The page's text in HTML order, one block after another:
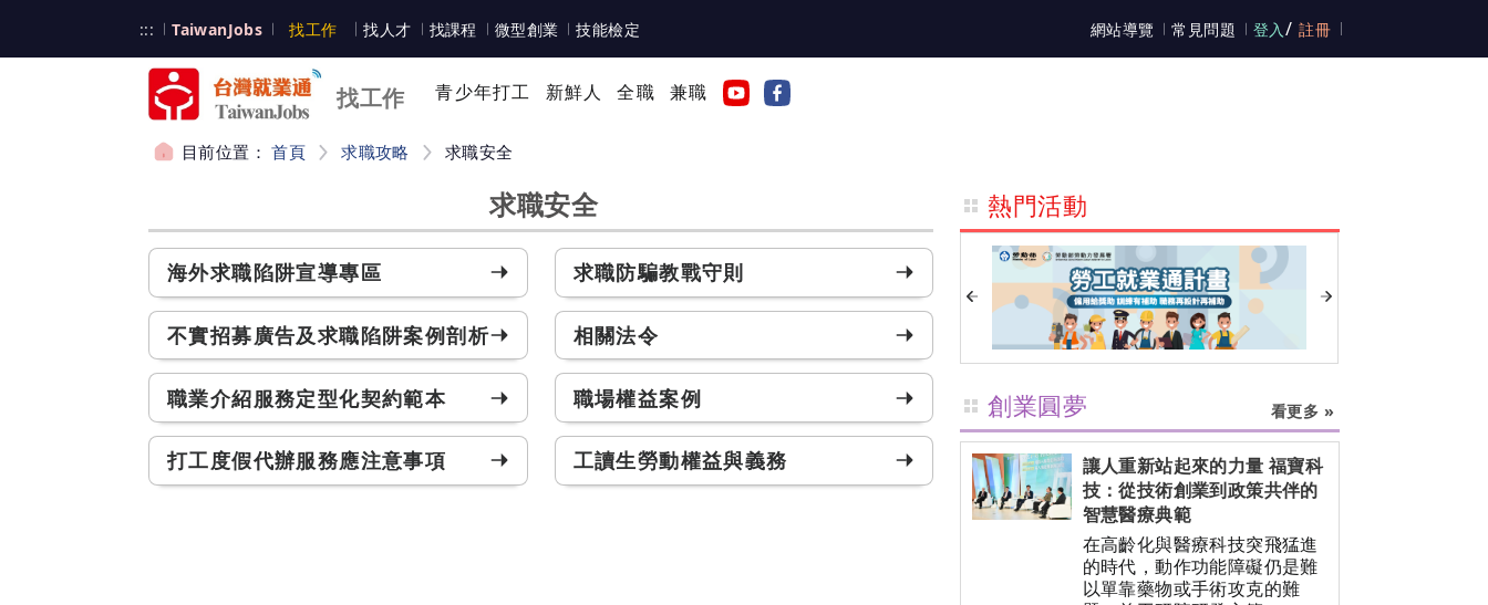
::: TaiwanJobs 台灣就業通
找工作 台灣就業通
找人才 找課程 微型創業 技能檢定 網站導覽 常見問題 登入 / 註冊
找工作 青少年打工 新鮮人 全職 兼職
目前位置：首頁 求職攻略 求職安全
求職安全
海外求職陷阱宣導專區 求職防騙教戰守則
不實招募廣告及求職陷阱案例剖析 相關法令
職業介紹服務定型化契約範本 職場權益案例
打工度假代辦服務應注意事項 工讀生勞動權益與義務
熱門活動
創業圓夢 看更多 »
讓人重新站起來的力量 福寶科
技：從技術創業到政策共伴的
智慧醫療典範
在高齡化與醫療科技突飛猛進
的時代，動作功能障礙仍是難
以單靠藥物或手術攻克的難